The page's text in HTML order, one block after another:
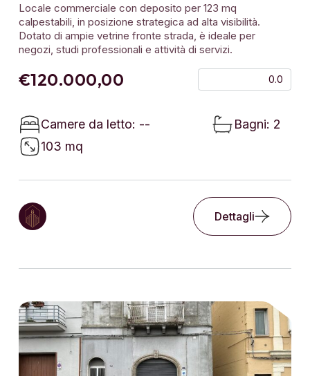
Locale commerciale con deposito per 123 mq
calpestabili, in posizione strategica ad alta visibilità.
Dotato di ampie vetrine fronte strada, è ideale per
negozi, studi professionali e attività di servizi.
€120.000,00 0.0
Camere da letto: --
Bagni: 2
103 mq
Dettagli